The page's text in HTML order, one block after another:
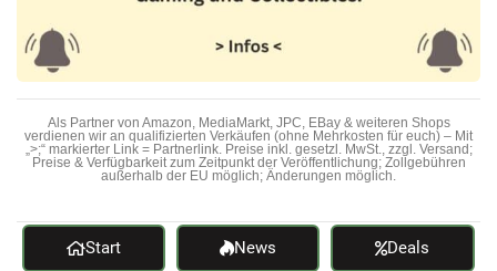
Als Partner von Amazon, MediaMarkt, JPC, EBay & weiteren Shops
verdienen wir an qualifizierten Verkäufen (ohne Mehrkosten für euch) – Mit
„>;“ markierter Link = Partnerlink. Preise inkl. gesetzl. MwSt., zzgl. Versand;
Preise & Verfügbarkeit zum Zeitpunkt der Veröffentlichung; Zollgebühren
außerhalb der EU möglich; Änderungen möglich.
Start News Deals